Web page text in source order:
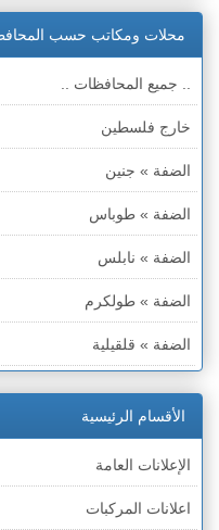
محلات ومكاتب حسب
.. جميع المحافظات ..
خارج فلسطين
الضفة » جنين
الضفة » طوباس
الضفة » نابلس
الضفة » طولكرم
الضفة » قلقيلية
الضفة » رام الله والبيره
الضفة » أريحا
الضفة » الخليل
الأقسام الرئيسية
الإعلانات العامة
اعلانات المركبات